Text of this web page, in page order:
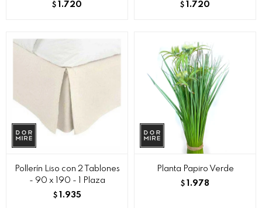
$ 1.720 $ 1.720
Pollerín Liso con 2 Tablones
- 90 x 190 - 1 Plaza
$ 1.935
Planta Papiro Verde
$ 1.978